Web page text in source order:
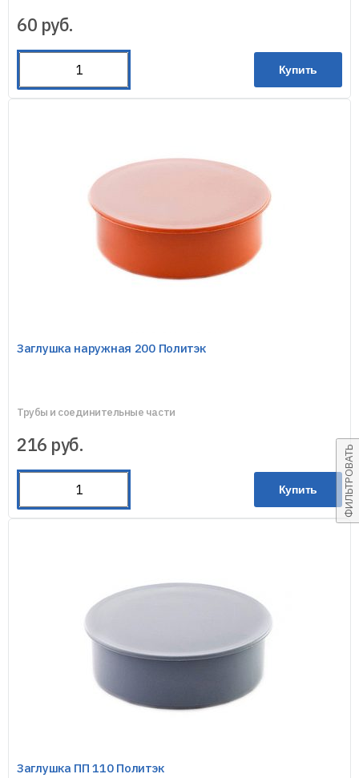
ФИЛЬТРОВАТЬ
60 руб.
Купить
Заглушка наружная 200 Политэк
Трубы и соединительные части
216 руб.
Купить
Заглушка ПП 110 Политэк